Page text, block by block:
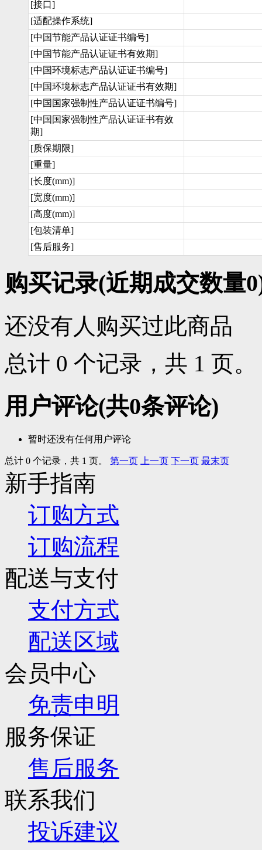
[接口]
[适配操作系统]
[中国节能产品认证证书编号]
[中国节能产品认证证书有效期]
[中国环境标志产品认证证书编号]
[中国环境标志产品认证证书有效期]
[中国国家强制性产品认证证书编号]
[中国国家强制性产品认证证书有效
期]
[质保期限]
[重量]
[长度(mm)]
[宽度(mm)]
[高度(mm)]
[包装清单]
[售后服务]
购买记录(近期成交数量0
还没有人购买过此商品
总计 0 个记录，共 1 页。
用户评论(共0条评论)
暂时还没有任何用户评论
总计 0 个记录，共 1 页。 第一页 上一页 下一页 最末页
新手指南
订购方式
订购流程
配送与支付
支付方式
配送区域
会员中心
免责申明
服务保证
售后服务
联系我们
投诉建议